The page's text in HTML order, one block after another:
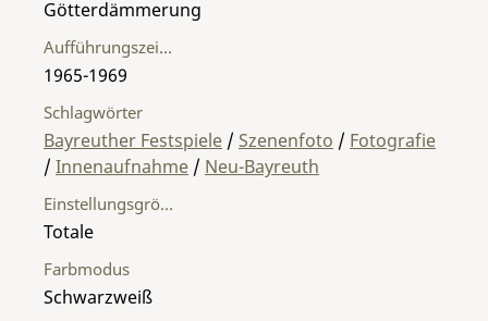
Einstellungsgröße
Totale
Farbmodus
Schwarzweiß
Götterdämmerung
Aufführungszeitraum
1965-1969
Schlagwörter
Bayreuther Festspiele / Szenenfoto / Fotografie
/ Innenaufnahme / Neu-Bayreuth